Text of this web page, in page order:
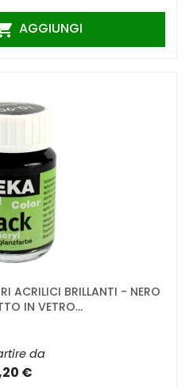
AGGIUNGI
ACRILICI BRILLANTI - NERO
IN VETRO...
da
€